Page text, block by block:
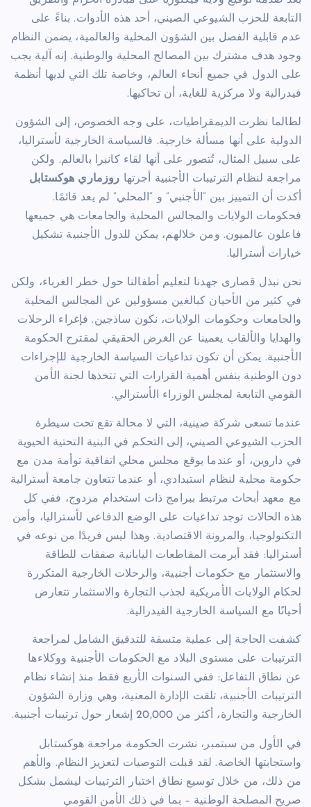
التابعة للحزب الشيوعي الصيني، أحد هذه الأدوات. بناءً على
عدم قابلية الفصل بين الشؤون المحلية والعالمية، يضمن النظام
وجود هدف مشترك بين المصالح المحلية والوطنية. إنه آلية يجب
على الدول في جميع أنحاء العالم، وخاصة تلك التي لديها أنظمة
فيدرالية ولا مركزية للغاية، أن تحاكيها.
لطالما نظرت الديمقراطيات، على وجه الخصوص، إلى الشؤون
الدولية على أنها مسألة خارجية. فالسياسة الخارجية لأستراليا،
على سبيل المثال، تُتصور على أنها لقاء كانبرا بالعالم. ولكن
مراجعة لنظام الترتيبات الأجنبية أجرتها روزماري هوكستابل
أكدت أن التمييز بين “الأجنبي” و “المحلي” لم يعد قائمًا.
فحكومات الولايات والمجالس المحلية والجامعات هي جميعها
فاعلون عالميون. ومن خلالهم، يمكن للدول الأجنبية تشكيل
خيارات أستراليا.
نحن نبذل قصارى جهدنا لتعليم أطفالنا حول خطر الغرباء، ولكن
في كثير من الأحيان كبالغين مسؤولين عن المجالس المحلية
والجامعات وحكومات الولايات، نكون ساذجين. فإغراء الرحلات
والهدايا والألقاب يعمينا عن الغرض الحقيقي لمقترح الحكومة
الأجنبية. يمكن أن تكون تداعيات السياسة الخارجية للإجراءات
دون الوطنية بنفس أهمية القرارات التي تتخذها لجنة الأمن
القومي التابعة لمجلس الوزراء الأسترالي.
عندما تسعى شركة صينية، التي لا محالة تقع تحت سيطرة
الحزب الشيوعي الصيني، إلى التحكم في البنية التحتية الحيوية
في داروين، أو عندما يوقع مجلس محلي اتفاقية توأمة مدن مع
حكومة محلية لنظام استبدادي، أو عندما تتعاون جامعة أسترالية
مع معهد أبحاث مرتبط ببرامج ذات استخدام مزدوج، ففي كل
هذه الحالات توجد تداعيات على الوضع الدفاعي لأستراليا، وأمن
التكنولوجيا، والمرونة الاقتصادية. وهذا ليس فريدًا من نوعه في
أستراليا: فقد أبرمت المقاطعات اليابانية صفقات للطاقة
والاستثمار مع حكومات أجنبية، والرحلات الخارجية المتكررة
لحكام الولايات الأمريكية لجذب التجارة والاستثمار تتعارض
أحيانًا مع السياسة الخارجية الفيدرالية.
كشفت الحاجة إلى عملية متسقة للتدقيق الشامل لمراجعة
الترتيبات على مستوى البلاد مع الحكومات الأجنبية ووكلاءها
عن نطاق التفاعل: ففي السنوات الأربع فقط منذ إنشاء نظام
الترتيبات الأجنبية، تلقت الإدارة المعنية، وهي وزارة الشؤون
الخارجية والتجارة، أكثر من 20,000 إشعار حول ترتيبات أجنبية.
في الأول من سبتمبر، نشرت الحكومة مراجعة هوكستابل
واستجابتها الخاصة. لقد قبلت التوصيات لتعزيز النظام. والأهم
من ذلك، من خلال توسيع نطاق اختبار الترتيبات ليشمل بشكل
صريح المصلحة الوطنية – بما في ذلك الأمن القومي